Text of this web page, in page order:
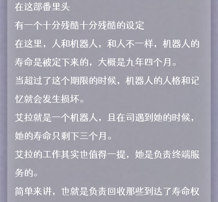
在这部番里头
有一个十分残酷十分残酷的设定
在这里，人和机器人，和人不一样，机器人的
寿命是被定下来的，大概是九年四个月。
当超过了这个期限的时候，机器人的人格和记
忆就会发生损坏。
艾拉就是一个机器人，且在司遇到她的时候，
她的寿命只剩下三个月。
艾拉的工作其实也值得一提，她是负责终端服
务的。
简单来讲，也就是负责回收那些到达了寿命权